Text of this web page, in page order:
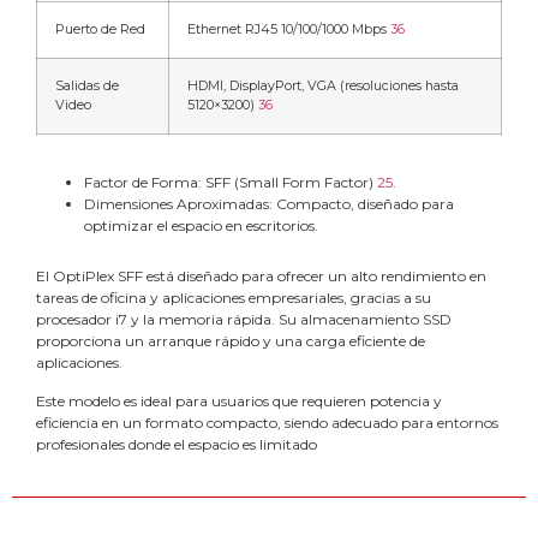
Puerto de Red Ethernet RJ45 10/100/1000 Mbps 36
Salidas de
Video
HDMI, DisplayPort, VGA (resoluciones hasta
5120×3200) 36
Factor de Forma: SFF (Small Form Factor) 25
Dimensiones Aproximadas: Compacto, diseñado para
optimizar el espacio en escritorios.
El OptiPlex SFF está diseñado para ofrecer un alto rendimiento en
tareas de oficina y aplicaciones empresariales, gracias a su
procesador i7 y la memoria rápida. Su almacenamiento SSD
proporciona un arranque rápido y una carga eficiente de
aplicaciones.
Este modelo es ideal para usuarios que requieren potencia y
eficiencia en un formato compacto, siendo adecuado para entornos
profesionales donde el espacio es limitado